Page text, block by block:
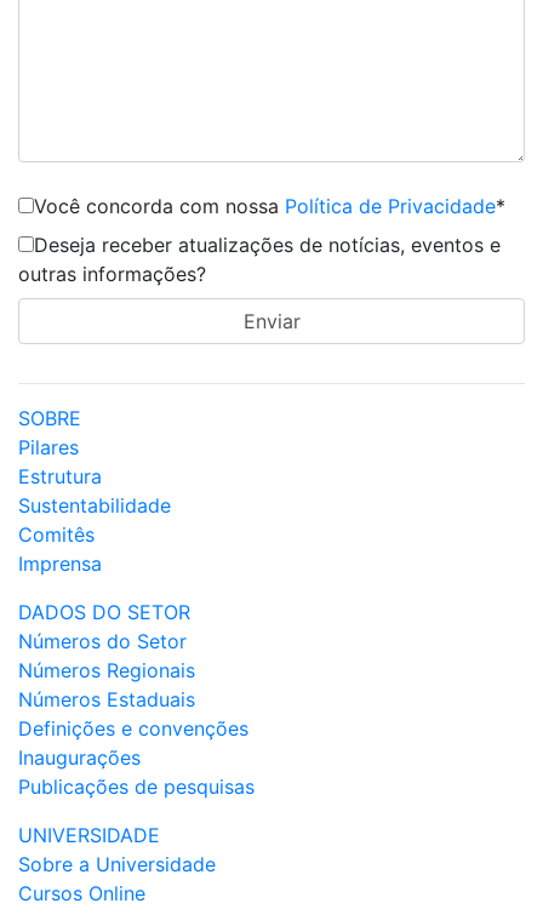
Você concorda com nossa Política de Privacidade*
Deseja receber atualizações de notícias, eventos e
outras informações?
SOBRE
Pilares
Estrutura
Sustentabilidade
Comitês
Imprensa
DADOS DO SETOR
Números do Setor
Números Regionais
Números Estaduais
Definições e convenções
Inaugurações
Publicações de pesquisas
UNIVERSIDADE
Sobre a Universidade
Cursos Online